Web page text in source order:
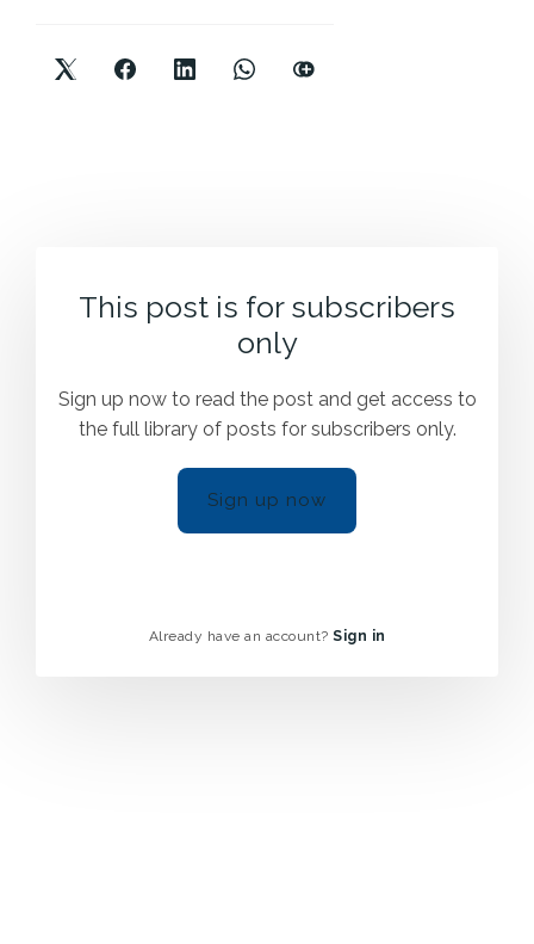
This post is for subscribers
only
Sign up now to read the post and get access to
the full library of posts for subscribers only.
Sign up now
Already have an account? Sign in